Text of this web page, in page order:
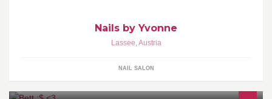
Nails by Yvonne
Lassee,Austria
NAIL SALON